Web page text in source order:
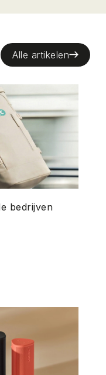
Alle artikelen
bedrijven